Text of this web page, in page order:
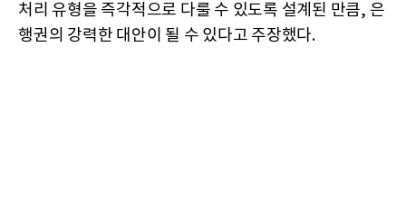
처리 유형을 즉각적으로 다룰 수 있도록 설계된 만큼, 은
행권의 강력한 대안이 될 수 있다고 주장했다.